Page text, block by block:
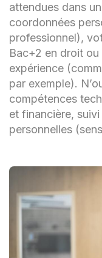
attendues dans
coordonnées
professionnel),
Bac+2 en droit
expérience
par exemple).
compétences
et financière,
personnelles